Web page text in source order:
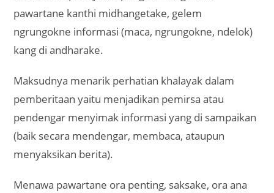
pawartane kanthi midhangetake, gelem
ngrungokne informasi (maca, ngrungokne, ndelok)
kang di andharake.
Maksudnya menarik perhatian khalayak dalam
pemberitaan yaitu menjadikan pemirsa atau
pendengar menyimak informasi yang di sampaikan
(baik secara mendengar, membaca, ataupun
menyaksikan berita).
Menawa pawartane ora penting, saksake, ora ana